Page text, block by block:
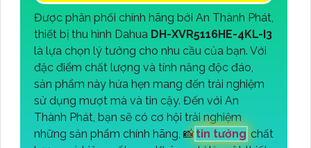
Được phân phối chính hãng bởi An Thành Phát,
thiết bị thu hình Dahua DH-XVR5116HE-4KL-I3
là lựa chọn lý tưởng cho nhu cầu của bạn. Với
đặc điểm chất lượng và tính năng độc đáo,
sản phẩm này hứa hẹn mang đến trải nghiệm
sử dụng mượt mà và tin cậy. Đến với An
Thành Phát, bạn sẽ có cơ hội trải nghiệm
những sản phẩm chính hãng, 📸tin tưởng chất